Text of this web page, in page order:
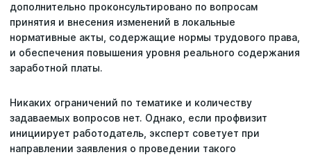
дополнительно проконсультировано по вопросам
принятия и внесения изменений в локальные
нормативные акты, содержащие нормы трудового права,
и обеспечения повышения уровня реального содержания
заработной платы.
Никаких ограничений по тематике и количеству
задаваемых вопросов нет. Однако, если профвизит
инициирует работодатель, эксперт советует при
направлении заявления о проведении такого